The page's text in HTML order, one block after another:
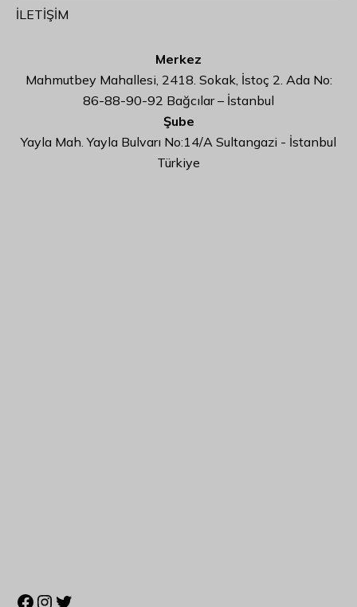
İLETİŞİM
Merkez
Mahmutbey Mahallesi, 2418. Sokak, İstoç 2. Ada No:
86-88-90-92 Bağcılar – İstanbul
Şube
Yayla Mah. Yayla Bulvarı No:14/A Sultangazi - İstanbul
Türkiye